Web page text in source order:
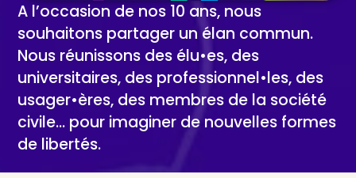
A l’occasion de nos 10 ans, nous
souhaitons partager un élan commun.
Nous réunissons des élu•es, des
universitaires, des professionnel•les, des
usager•ères, des membres de la société
civile… pour imaginer de nouvelles formes
de libertés.